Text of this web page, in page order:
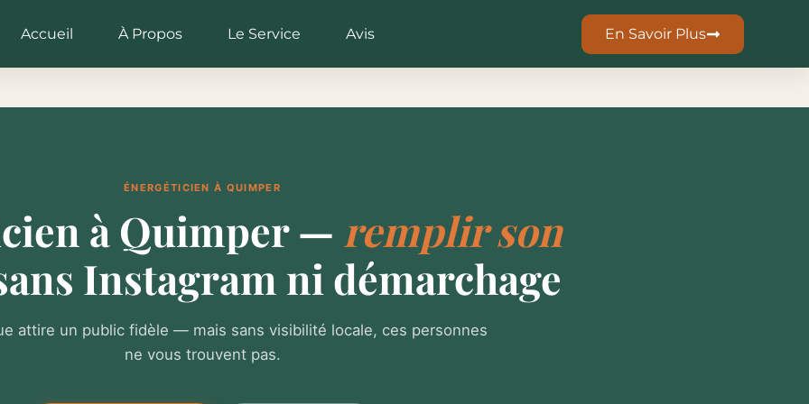
Accueil À Propos Le Service Avis En Savoir Plus
ÉNERGÉTICIEN À QUIMPER
à Quimper — remplir son
Instagram ni démarchage
attire un public fidèle — mais sans visibilité locale, ces personnes
ne vous trouvent pas.